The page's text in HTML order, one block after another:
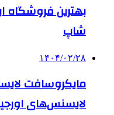
بهترین فروشگاه
شاپ
۱۴۰۴/۰۲/۲۸
مایکروسافت
لایسنس‌های